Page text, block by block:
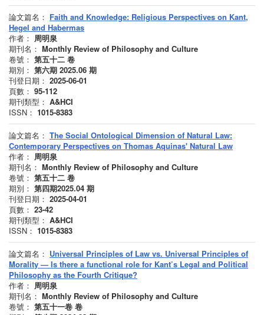
論文篇名： Faith and Knowledge: Religious Perspectives on Kant,
Hegel and Habermas
作者： 周明泉
期刊名： Monthly Review of Philosophy and Culture
卷號： 第五十二 卷
期別： 第六期 2025.06 期
刊登日期： 2025-06-01
頁數： 95-112
期刊類型： A&HCI
ISSN： 1015-8383
論文篇名： The Social Ontological Dimension of Natural Law:
Contemporary Perspectives on Thomas Aquinas' Natural Law
作者： 周明泉
期刊名： Monthly Review of Philosophy and Culture
卷號： 第五十二 卷
期別： 第四期2025.04 期
刊登日期： 2025-04-01
頁數： 23-42
期刊類型： A&HCI
ISSN： 1015-8383
論文篇名： Universal Principles of Law vs. Universal Principles of
Morality — Is there a functional role for Kant’s Legal and Political
Philosophy as the Fourth Critique?
作者： 周明泉
期刊名： Monthly Review of Philosophy and Culture
卷號： 第五十一卷 卷